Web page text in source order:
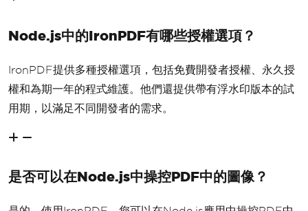
Node.js中的IronPDF有哪些授權選項？
IronPDF提供多種授權選項，包括免費開發者授權、永久授
權和為期一年的程式維護。他們還提供帶有浮水印版本的試
用期，以滿足不同開發者的需求。
是否可以在Node.js中操控PDF中的圖像？